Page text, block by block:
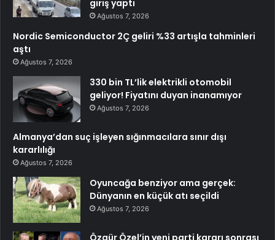
giriş yaptı
Ağustos 7, 2026
Nordic Semiconductor 2Ç geliri %33 artışla tahminleri
aştı
Ağustos 7, 2026
330 bin TL’lik elektrikli otomobil
geliyor! Fiyatını duyan inanamıyor
Ağustos 7, 2026
Almanya’dan suç işleyen sığınmacılara sınır dışı
kararlılığı
Ağustos 7, 2026
Oyuncağa benziyor ama gerçek:
Dünyanın en küçük atı seçildi
Ağustos 7, 2026
Özgür Özel’in yeni parti kararı sonrası